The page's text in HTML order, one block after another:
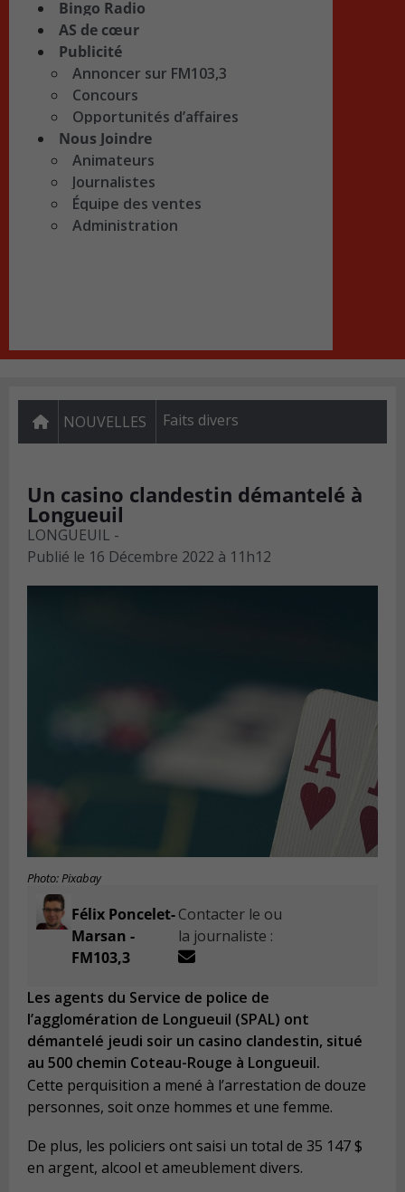
Bingo Radio
AS de cœur
Publicité
Annoncer sur FM103,3
Concours
Opportunités d’affaires
Nous Joindre
Animateurs
Journalistes
Équipe des ventes
Administration
NOUVELLES Faits divers
Un casino clandestin démantelé à
Longueuil
LONGUEUIL -
Publié le 16 Décembre 2022 à 11h12
Photo: Pixabay
Félix Poncelet-
Marsan -
FM103,3
Contacter le ou
la journaliste :
Les agents du Service de police de
l’agglomération de Longueuil (SPAL) ont
démantelé jeudi soir un casino clandestin, situé
au 500 chemin Coteau-Rouge à Longueuil.
Cette perquisition a mené à l’arrestation de douze
personnes, soit onze hommes et une femme.
De plus, les policiers ont saisi un total de 35 147 $
en argent, alcool et ameublement divers.